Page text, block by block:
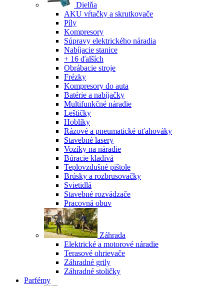
Dielňa
AKU vŕtačky a skrutkovače
Píly
Kompresory
Súpravy elektrického náradia
Nabíjacie stanice
+ 16 ďalších
Obrábacie stroje
Frézky
Kompresory do auta
Batérie a nabíjačky
Multifunkčné náradie
Leštičky
Hoblíky
Rázové a pneumatické uťahováky
Stavebné lasery
Vozíky na náradie
Búracie kladivá
Teplovzdušné pištole
Brúsky a rozbrusovačky
Svietidlá
Stavebné rozvádzače
Pracovná obuv
Záhrada
Elektrické a motorové náradie
Terasové ohrievače
Záhradné grily
Záhradné stoličky
Parfémy